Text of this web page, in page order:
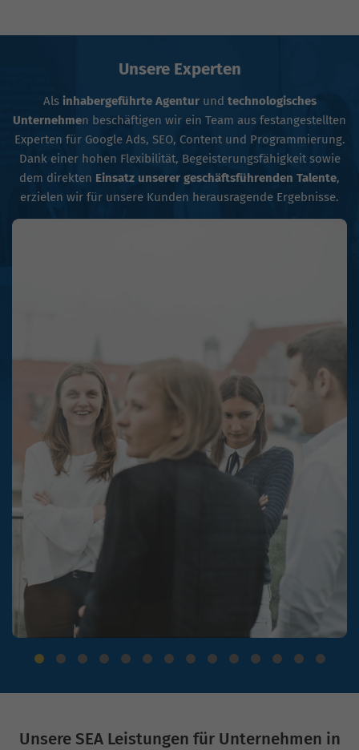
Unsere Experten
Alsinhabergeführte Agenturund technologisches
Unternehmen beschäftigen wir ein Team aus festangestellten
Experten für Google Ads, SEO, Content und Programmierung.
Dank einer hohen Flexibilität, Begeisterungsfähigkeit sowie
dem direkten Einsatz unserer geschäftsführenden Talente,
erzielen wir für unsere Kunden herausragende Ergebnisse.
Unsere SEA Leistungen für Unternehmen in